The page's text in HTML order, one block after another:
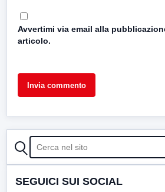
Avvertimi via email alla
articolo.
CERCA
SEGUICI SUI SOCIAL